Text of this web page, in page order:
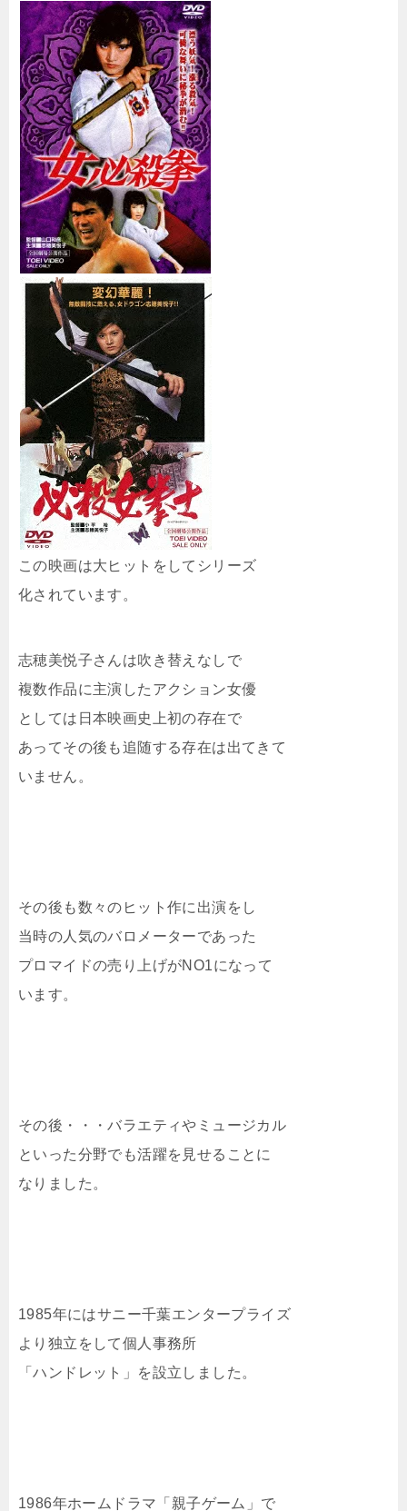
この映画は大ヒットをしてシリーズ
化されています。
志穂美悦子さんは吹き替えなしで
複数作品に主演したアクション女優
としては日本映画史上初の存在で
あってその後も追随する存在は出てきて
いません。
その後も数々のヒット作に出演をし
当時の人気のバロメーターであった
プロマイドの売り上げがNO1になって
います。
その後・・・バラエティやミュージカル
といった分野でも活躍を見せることに
なりました。
1985年にはサニー千葉エンタープライズ
より独立をして個人事務所
「ハンドレット」を設立しました。
1986年ホームドラマ「親子ゲーム」で